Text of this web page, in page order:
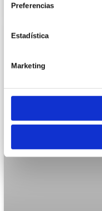
Preferencias
Estadística
Marketing
15 enero, 2026